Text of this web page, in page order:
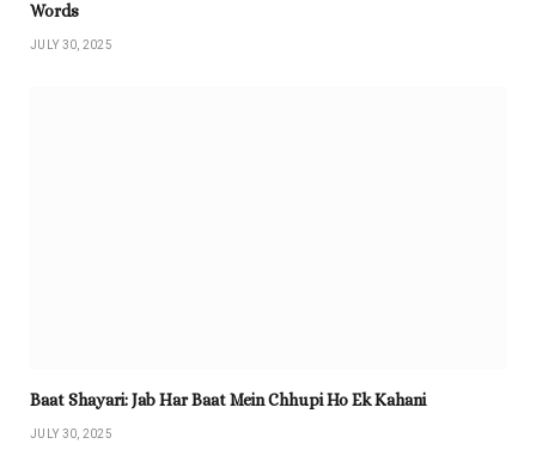
Words
JULY 30, 2025
Baat Shayari: Jab Har Baat Mein Chhupi Ho Ek Kahani
JULY 30, 2025